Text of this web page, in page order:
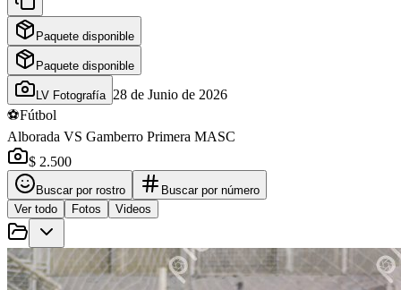
Paquete disponible
Paquete disponible
LV Fotografía 28 de Junio de 2026
⚽Fútbol
Alborada VS Gamberro Primera MASC
$ 2.500
Buscar por rostro
Buscar por número
Ver todo
Fotos Videos